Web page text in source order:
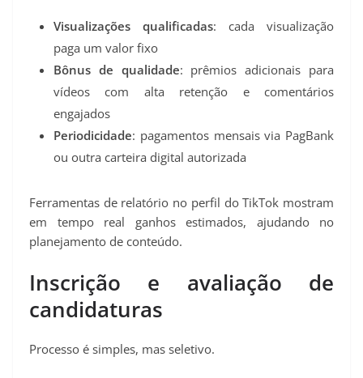
Visualizações qualificadas: cada visualização
paga um valor fixo
Bônus de qualidade: prêmios adicionais para
vídeos com alta retenção e comentários
engajados
Periodicidade: pagamentos mensais via PagBank
ou outra carteira digital autorizada
Ferramentas de relatório no perfil do TikTok mostram
em tempo real ganhos estimados, ajudando no
planejamento de conteúdo.
Inscrição e avaliação de
candidaturas
Processo é simples, mas seletivo.